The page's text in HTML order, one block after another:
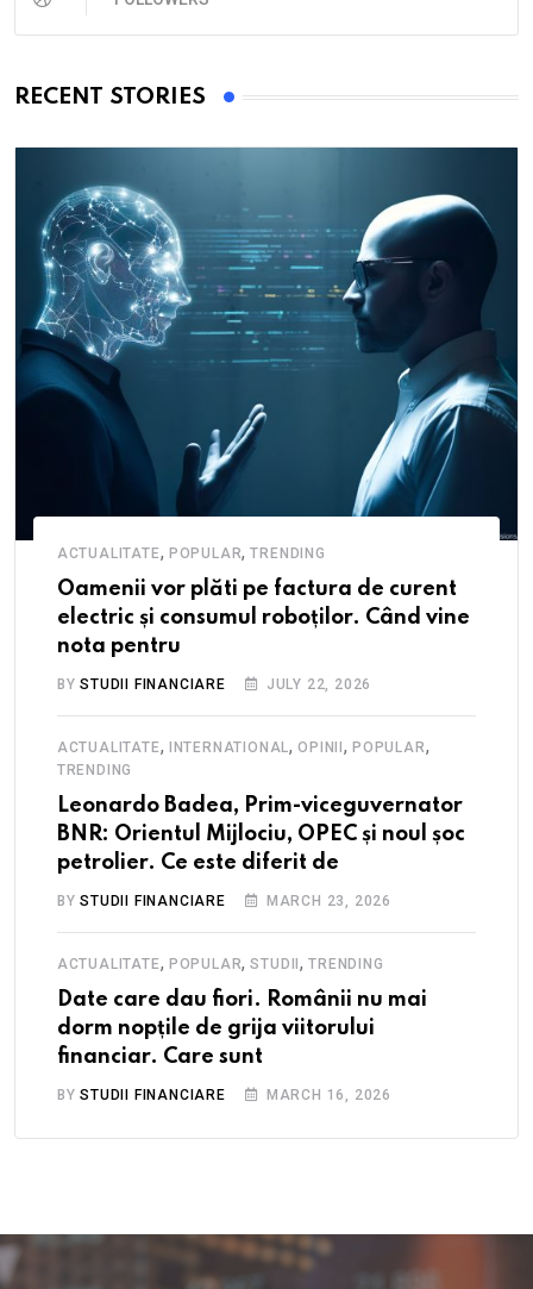
RECENT STORIES
ACTUALITATE, POPULAR,TRENDING
Oamenii vor plăti pe factura de curent
electric și consumul roboților. Când vine
nota pentru
BYSTUDII FINANCIARE JULY 22, 2026
ACTUALITATE, INTERNATIONAL,OPINII,POPULAR,
TRENDING
Leonardo Badea, Prim-viceguvernator
BNR: Orientul Mijlociu, OPEC și noul șoc
petrolier. Ce este diferit de
BYSTUDII FINANCIARE MARCH 23, 2026
ACTUALITATE, POPULAR,STUDII,TRENDING
Date care dau fiori. Românii nu mai
dorm nopțile de grija viitorului
financiar. Care sunt
BYSTUDII FINANCIARE MARCH 16, 2026